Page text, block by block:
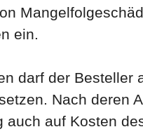
ein.
darf der Besteller
Nach deren
auch auf Kosten